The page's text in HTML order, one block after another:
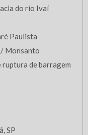
do rio Ivaí
Paulista
/ Monsanto
de barragem
SP